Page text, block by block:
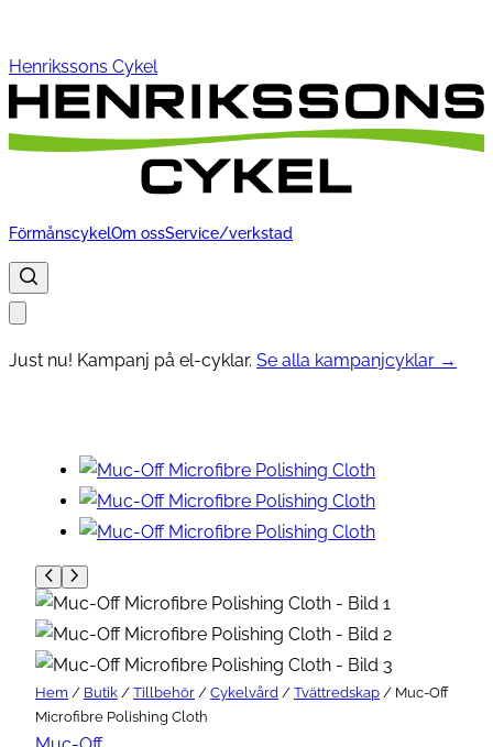
Henrikssons Cykel
FörmånscykelOm ossService/verkstad
Just nu! Kampanj på el-cyklar. Se alla kampanjcyklar →
Hem / Butik / Tillbehör / Cykelvård / Tvättredskap / Muc-Off
Microfibre Polishing Cloth